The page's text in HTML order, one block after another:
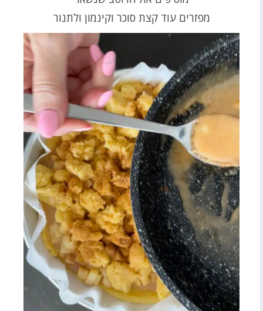
מפזרים עוד קצת סוכר וקינמון ולתנור